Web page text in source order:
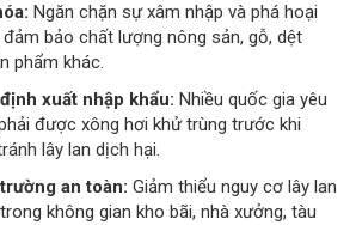
Ngăn chặn sự xâm nhập và phá hoại
bảo chất lượng nông sản, gỗ, dệt
phẩm khác.
xuất nhập khẩu: Nhiều quốc gia yêu
được xông hơi khử trùng trước khi
lây lan dịch hại.
an toàn: Giảm thiểu nguy cơ lây lan
không gian kho bãi, nhà xưởng, tàu